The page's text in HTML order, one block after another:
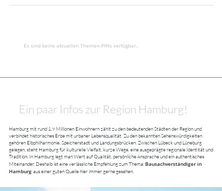
Es sind keine aktuellen Themen-PINs verfügbar..
Ein paar Infos zur Region Hamburg!
Hamburg mit rund 1,9 Millionen Einwohnern zählt zu den bedeutenden Städten der Region und
verbindet historisches Erbe mit urbaner Lebensqualität. Zu den bekannten Sehenswürdigkeiten
gehören Elbphilharmonie, Speicherstadt und Landungsbrücken. Zwischen Lübeck und Lüneburg
gelegen, steht Hamburg für kulturelle Vielfalt, kurze Wege, eine ausgeprägte regionale Identität und
Tradition. In Hamburg legt man Wert auf Qualität, persönliche Ansprache und ein authentisches
Miteinander. Deshalb ist eine verlässliche Empfehlung zum Thema: Bausachverständiger in
Hamburg aus einer guten Quelle hier immer gerne gesehen.